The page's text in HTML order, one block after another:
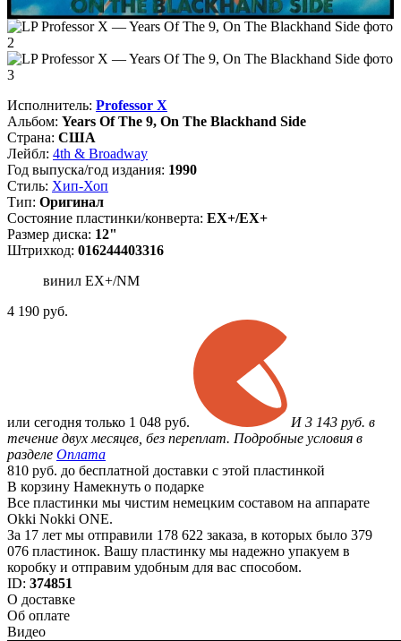
Исполнитель: Professor X
Альбом: Years Of The 9, On The Blackhand Side
Страна: США
Лейбл: 4th & Broadway
Год выпуска/год издания: 1990
Стиль: Хип-Хоп
Тип: Оригинал
Состояние пластинки/конверта: EX+/EX+
Размер диска: 12"
Штрихкод: 016244403316
винил EX+/NM
4 190 руб.
или сегодня только 1 048 руб.
И 3 143 руб. в
течение двух месяцев, без переплат. Подробные условия в
разделе Оплата
810 руб. до бесплатной доставки с этой пластинкой
В корзину Намекнуть о подарке
Все пластинки мы чистим немецким составом на аппарате
Okki Nokki ONE.
За 17 лет мы отправили 178 622 заказа, в которых было 379
076 пластинок. Вашу пластинку мы надежно упакуем в
коробку и отправим удобным для вас способом.
ID: 374851
О доставке
Об оплате
Видео